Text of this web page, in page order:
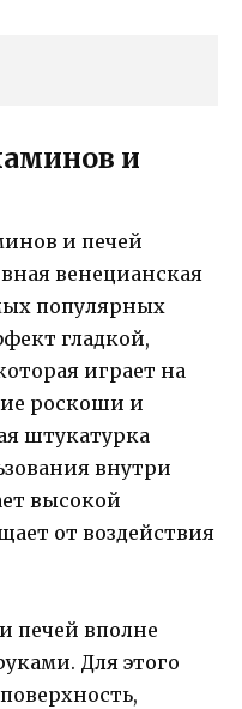
и
и печей
венецианская
популярных
гладкой,
играет на
роскоши и
штукатурка
внутри
высокой
от воздействия
печей вполне
Для этого